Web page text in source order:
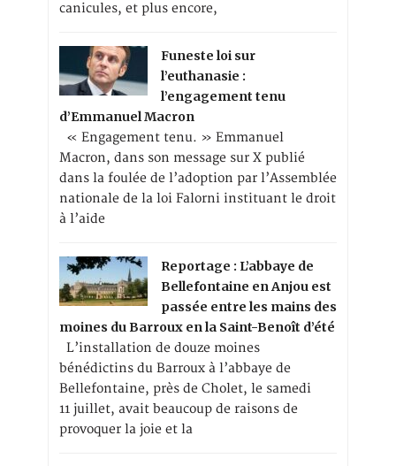
canicules, et plus encore,
Funeste loi sur
l’euthanasie :
l’engagement tenu
d’Emmanuel Macron
« Engagement tenu. » Emmanuel
Macron, dans son message sur X publié
dans la foulée de l’adoption par l’Assemblée
nationale de la loi Falorni instituant le droit
à l’aide
Reportage : L’abbaye de
Bellefontaine en Anjou est
passée entre les mains des
moines du Barroux en la Saint-Benoît d’été
L’installation de douze moines
bénédictins du Barroux à l’abbaye de
Bellefontaine, près de Cholet, le samedi
11 juillet, avait beaucoup de raisons de
provoquer la joie et la